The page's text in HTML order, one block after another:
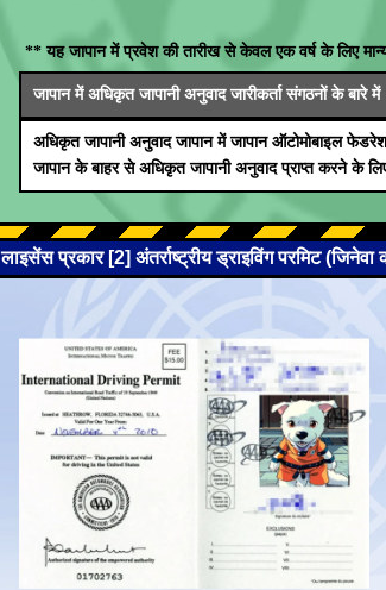
** यह जापान में प्रवेश की तारीख से केवल एक वर्ष के लिए
जापान में अधिकृत जापानी अनुवाद जारीकर्ता संगठनों के बारे में
अधिकृत जापानी अनुवाद जापान में जापान ऑटोमोबाइल
जापान के बाहर से अधिकृत जापानी अनुवाद प्राप्त करने के
लाइसेंस प्रकार [2] अंतर्राष्ट्रीय ड्राइविंग परमिट